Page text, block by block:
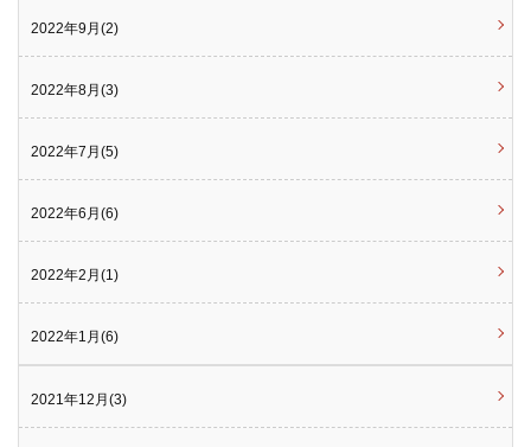
2022年9月(2)
2022年8月(3)
2022年7月(5)
2022年6月(6)
2022年2月(1)
2022年1月(6)
2021年12月(3)